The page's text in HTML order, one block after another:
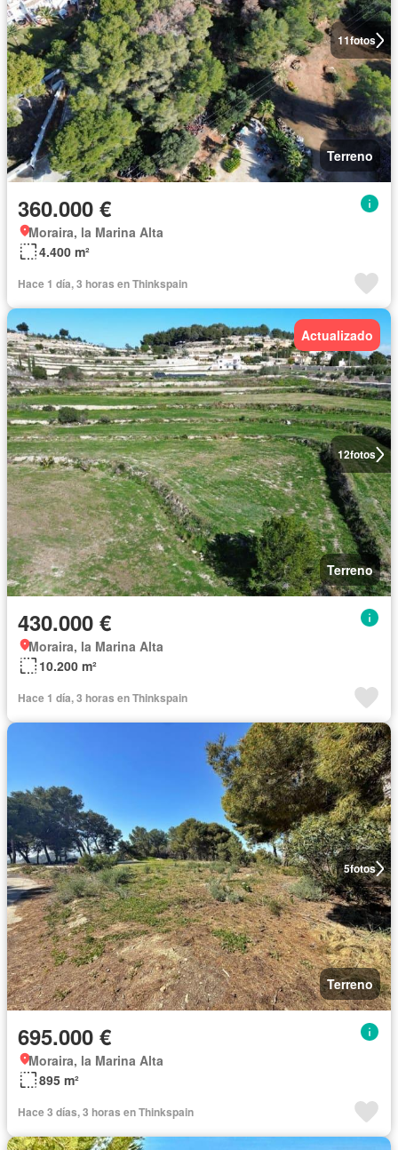
11fotos
Terreno
360.000 €
Moraira, la Marina Alta
4.400 m²
Hace 1 día, 3 horas en Thinkspain
12fotos
Actualizado
Terreno
430.000 €
Moraira, la Marina Alta
10.200 m²
Hace 1 día, 3 horas en Thinkspain
5fotos
Terreno
695.000 €
Moraira, la Marina Alta
895 m²
Hace 3 días, 3 horas en Thinkspain